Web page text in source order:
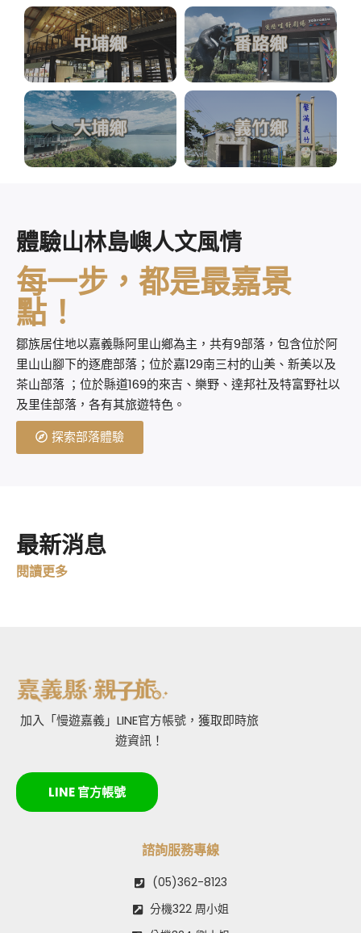
體驗山林島嶼人文風情
每一步，都是最嘉景
點！
鄒族居住地以嘉義縣阿里山鄉為主，共有9部落，包含位於阿
里山山腳下的逐鹿部落；位於嘉129南三村的山美、新美以及
茶山部落 ；位於縣道169的來吉、樂野、達邦社及特富野社以
及里佳部落，各有其旅遊特色。
探索部落體驗
最新消息
閱讀更多
加入「慢遊嘉義」LINE官方帳號，獲取即時旅
遊資訊！
LINE 官方帳號
諮詢服務專線
(05)362-8123
分機322 周小姐